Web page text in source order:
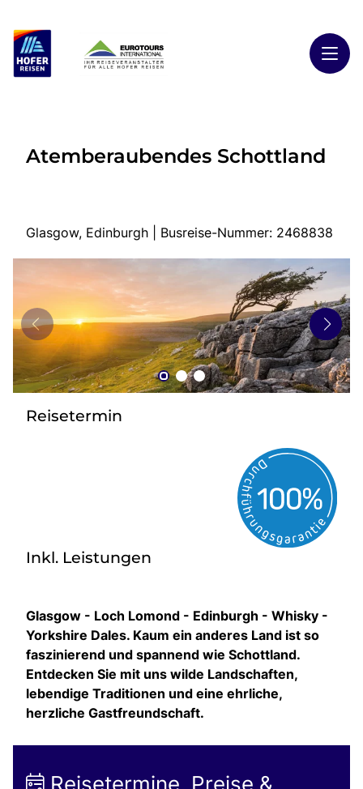
Highlights
Start
Busreisen
Kontakt
zurück zu HOFER REISEN
Atemberaubendes Schottland
Glasgow, Edinburgh | Busreise-Nummer: 2468838
Reisetermin
Inkl. Leistungen
Glasgow - Loch Lomond - Edinburgh - Whisky -
Yorkshire Dales. Kaum ein anderes Land ist so
faszinierend und spannend wie Schottland.
Entdecken Sie mit uns wilde Landschaften,
lebendige Traditionen und eine ehrliche,
herzliche Gastfreundschaft.
Reisetermine, Preise &